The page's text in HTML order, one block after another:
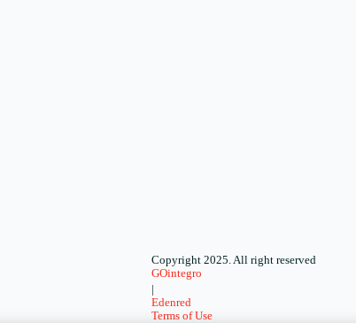
Copyright 2025. All right reserved
GOintegro
|
Edenred
Terms of Use